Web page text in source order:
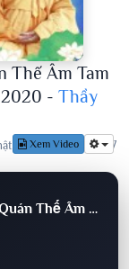
Thế Âm Tam
- Thầy
PhápLượt nghe:927
Xem Video
Pháp thoại ngày 2, Pháp hội Quán Thế Âm Tam Thời Hệ Niệm tháng 9 Canh Tý 2020